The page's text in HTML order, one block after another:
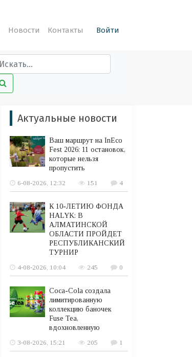
Новости Контакты Войти
Актуальные новости
Ваш маршрут на InEco
Fest 2026: 11 остановок,
которые нельзя
пропустить
6-08-2026, 12:32
151 4
К 10-ЛЕТИЮ ФОНДА
HALYK: В
АЛМАТИНСКОЙ
ОБЛАСТИ ПРОЙДЕТ
РЕСПУБЛИКАНСКИЙ
ТУРНИР
4-08-2026, 10:04
245 0
Coca-Cola создала
лимитированную
коллекцию баночек
Fuse Tea,
вдохновленную
3-08-2026, 15:21
205 1